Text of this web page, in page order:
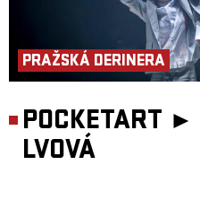
PRAŽSKÁ DERINERA
POCKETART ►
LVOVÁ